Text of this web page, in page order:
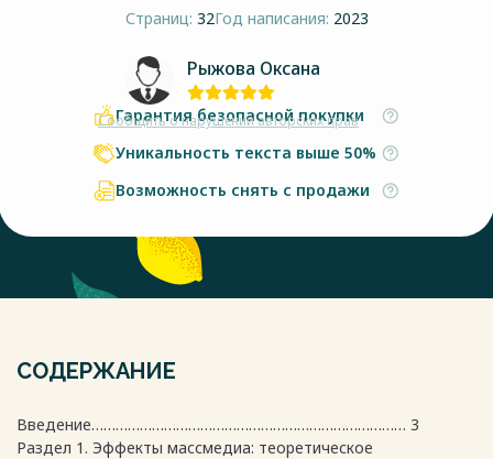
Страниц: 32Год написания: 2023
Рыжова Оксана
Сообщить о нарушении авторских прав
Гарантия безопасной покупки
Уникальность текста выше 50%
Возможность снять с продажи
СОДЕРЖАНИЕ
Введение…………………………………………………………………… 3
Раздел 1. Эффекты массмедиа: теоретическое